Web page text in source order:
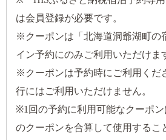
は会員登録が必要です。
※クーポンは「北海道洞爺湖町の
イン予約にのみご利用いただけま
※クーポンは予約時にご利用くだ
行にはご利用いただけません。
※1回の予約に利用可能なクーポン
のクーポンを合算して使用するこ